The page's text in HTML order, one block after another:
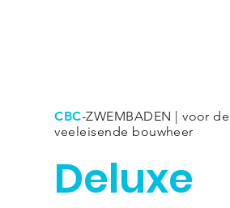
CBC-ZWEMBADEN | voor de
veeleisende bouwheer
Deluxe